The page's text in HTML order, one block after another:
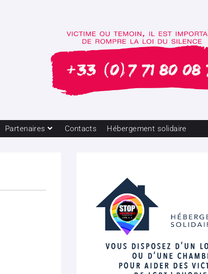
Partenaires Contacts Hébergement solidaire